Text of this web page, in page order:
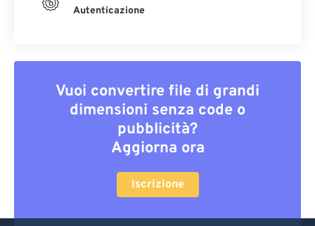
Autenticazione
Vuoi convertire file di grandi
dimensioni senza code o
pubblicità?
Aggiorna ora
Iscrizione